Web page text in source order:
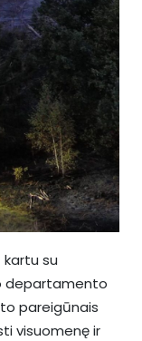
kartu su
departamento
pareigūnais
visuomenę ir